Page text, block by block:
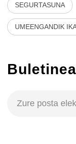
SEGURTASUNA
UMEENGANDIK